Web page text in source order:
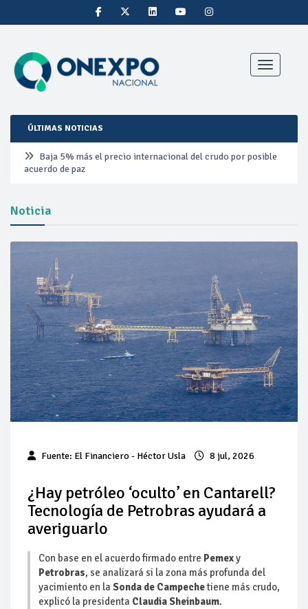
Toggle
ÚLTIMAS NOTICIAS
Baja 5% más el precio internacional del crudo por posible
acuerdo de paz
Aumentan 83% ventas de diésel Pemex: PetroIntelligence
Aumenta la producción de hidrocarburos de Pemex; aún
Bajan precios del crudo 4% por la distensión política en
Medio Oriente
Así comienza un nuevo mes para los combustibles
Evolución criminal: pasan de robar gasolina a la producción
propia
Cambio de tendencias: autos eléctricos bajan de precio, los
de gasolina aumentan
aumenta el apoyo al diésel en la primera semana de agosto
SHCP | Acuerdo por el cual se dan a conocer los montos de
los estímulos fiscales aplicables a la enajenación de gasolinas
en la región fronteriza con Guatemala, correspondientes al
periodo comprendido del 01 al 07 de agosto de 2026
Precio del diésel comprime el margen de las gasolineras: se
espera estabilización del mercado
Noticia
Fuente: El Financiero- Héctor Usla 8 jul, 2026
¿Hay petróleo ‘oculto’ en Cantarell?
Tecnología de Petrobras ayudará a
averiguarlo
Con base en el acuerdo firmado entre Pemexy
Petrobras, se analizará si la zona más profunda del
yacimiento en la Sonda de Campechetiene más crudo,
explicó la presidenta Claudia Sheinbaum.